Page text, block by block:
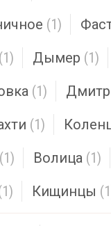
(1)
(1) Дымер (1)
(1)
(1)
(1) Волица (1)
Кищинцы